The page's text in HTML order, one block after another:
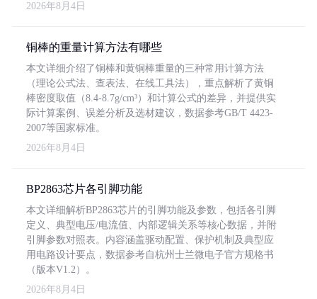
2026年8月4日
铜棒的重量计算方法有哪些
本文详细介绍了铜棒和黄铜棒重量的三种常用计算方法
（理论公式法、查表法、在线工具法），重点解析了黄铜
棒密度取值（8.4-8.7g/cm³）和计算公式的差异，并提供实
际计算案例、误差分析及选材建议，数据参考GB/T 4423-
2007等国家标准。
2026年8月4日
BP2863芯片各引脚功能
本文详细解析BP2863芯片的引脚功能及参数，包括各引脚
定义、典型电压/电流值、内部逻辑关系等核心数据，并附
引脚参数对照表。内容涵盖驱动配置、保护机制及典型应
用电路设计要点，数据参考自杭州士兰微电子官方规格书
（版本V1.2）。
2026年8月4日